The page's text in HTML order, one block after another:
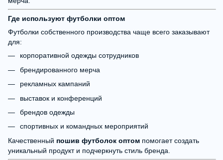
Где используют футболки оптом
Футболки собственного производства чаще всего заказывают
для:
корпоративной одежды сотрудников
брендированного мерча
рекламных кампаний
выставок и конференций
брендов одежды
спортивных и командных мероприятий
Качественный пошив футболок оптом помогает создать
уникальный продукт и подчеркнуть стиль бренда.